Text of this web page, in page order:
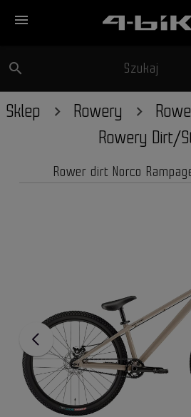
menu
search Szukaj
Sklep Rowery
Rowery Dirt/
Rower dirt Norco